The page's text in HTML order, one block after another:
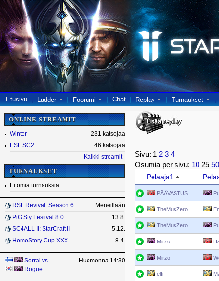
Etusivu Ladder Foorumi Chat Replay Turnaukset
ONLINE STREAMIT
Winter
231 katsojaa
ESL SC2
46 katsojaa
Kaikki streamit
TURNAUKSET
Ei omia turnauksia.
RSL Revival: Season 6
Meneillään
PiG Sty Festival 8.0
13.8.
SC4ALL II: StarCraft II
5.12.
HomeStory Cup XXX
8.4.
Serral vs
Rogue
Huomenna 14:30
Sivu: 1 2 3 4
Osumia per sivu: 10 25
Pelaaja1
PÄÄVASTUS
TheMusZero
TheMusZero
Mirzo
Mirzo
elfi